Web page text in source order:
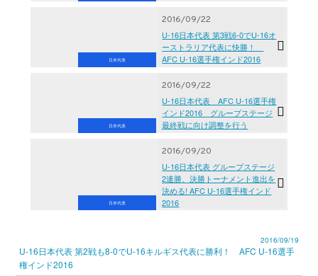
日本代表
2016/09/22
U-16日本代表 第3戦6-0でU-16オ
ーストラリア代表に快勝！
AFC U-16選手権インド2016
日本代表
2016/09/22
U-16日本代表 AFC U-16選手権
インド2016 グループステージ
最終戦に向け調整を行う
日本代表
2016/09/20
U-16日本代表 グループステージ
2連勝、決勝トーナメント進出を
決める! AFC U-16選手権インド
2016
2016/09/19
U-16日本代表 第2戦も8-0でU-16キルギス代表に勝利！ AFC U-16選手
権インド2016